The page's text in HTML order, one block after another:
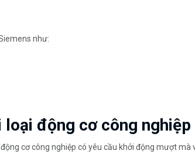
như:
động cơ công nghiệp
cơ công nghiệp có yêu cầu khởi động mượt mà